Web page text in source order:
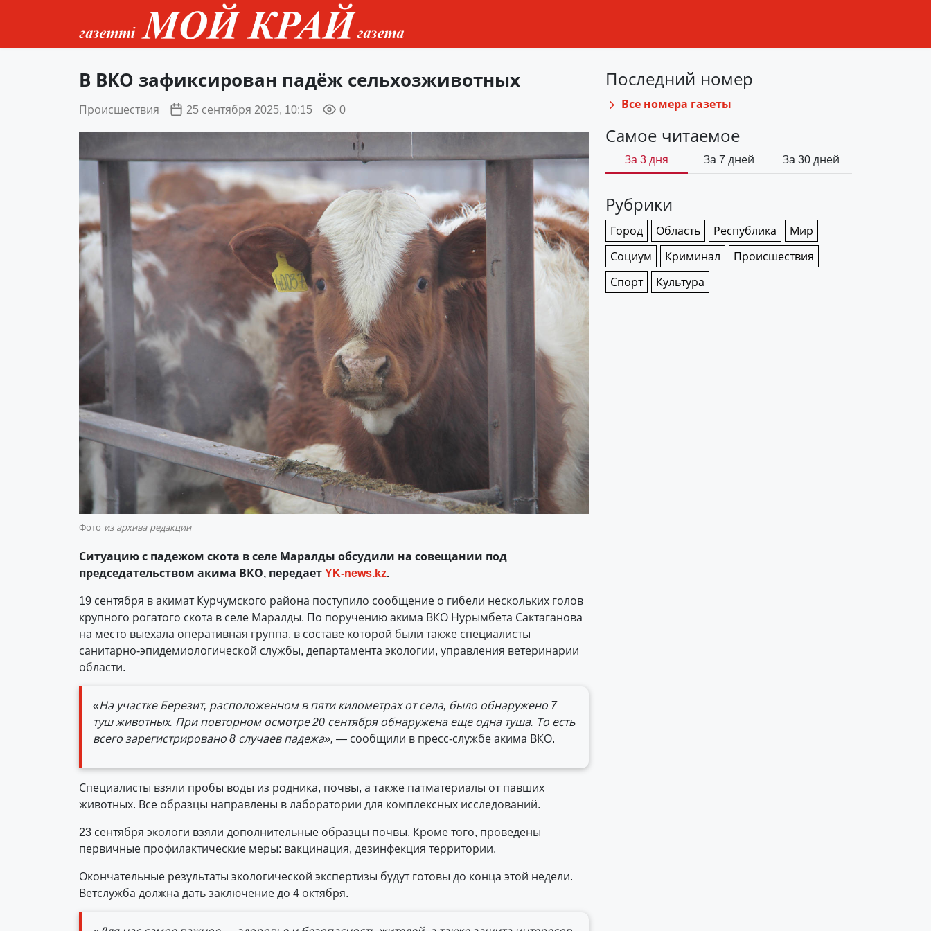
В ВКО зафиксирован падёж сельхозживотных
Происшествия 25 сентября 2025, 10:15 0
Фото из архива редакции
Ситуацию с падежом скота в селе Маралды обсудили на совещании под
председательством акима ВКО, передаетYK-news.kz.
19 сентября в акимат Курчумского района поступило сообщение о гибели нескольких голов
крупного рогатого скота в селе Маралды. По поручению акима ВКО Нурымбета Сактаганова
на место выехала оперативная группа, в составе которой были также специалисты
санитарно-эпидемиологической службы, департамента экологии, управления ветеринарии
области.
«На участке Березит, расположенном в пяти километрах от села, было обнаружено 7
туш животных. При повторном осмотре 20 сентября обнаружена еще одна туша. То есть
всего зарегистрировано 8 случаев падежа», — сообщили в пресс-службе акима ВКО.
Специалисты взяли пробы воды из родника, почвы, а также патматериалы от павших
животных. Все образцы направлены в лаборатории для комплексных исследований.
23 сентября экологи взяли дополнительные образцы почвы. Кроме того, проведены
первичные профилактические меры: вакцинация, дезинфекция территории.
Окончательные результаты экологической экспертизы будут готовы до конца этой недели.
Ветслужба должна дать заключение до 4 октября.
Последний номер
Все номера газеты
Самое читаемое
За 3 дня За 7 дней За 30 дней
Рубрики
Город Область Республика
Мир
Социум
Криминал
Происшествия
Спорт
Культура